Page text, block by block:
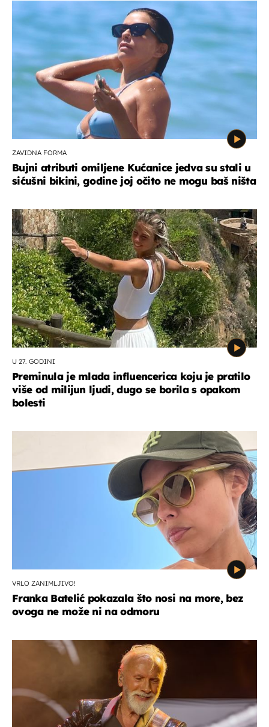
ZAVIDNA FORMA
Bujni atributi omiljene Kućanice jedva su stali u
sićušni bikini, godine joj očito ne mogu baš ništa
U 27. GODINI
Preminula je mlada influencerica koju je pratilo
više od milijun ljudi, dugo se borila s opakom
bolesti
VRLO ZANIMLJIVO!
Franka Batelić pokazala što nosi na more, bez
ovoga ne može ni na odmoru